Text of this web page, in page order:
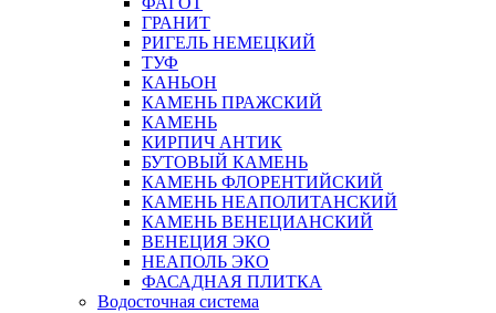
ГРАНИТ
РИГЕЛЬ НЕМЕЦКИЙ
ТУФ
КАНЬОН
КАМЕНЬ ПРАЖСКИЙ
КАМЕНЬ
КИРПИЧ АНТИК
БУТОВЫЙ КАМЕНЬ
КАМЕНЬ ФЛОРЕНТИЙСКИЙ
КАМЕНЬ НЕАПОЛИТАНСКИЙ
КАМЕНЬ ВЕНЕЦИАНСКИЙ
ВЕНЕЦИЯ ЭКО
НЕАПОЛЬ ЭКО
ФАСАДНАЯ ПЛИТКА
Водосточная система